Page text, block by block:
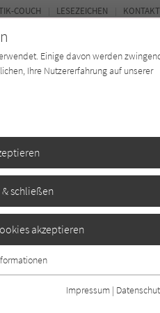
Magazin
COUCH LESEZEICHEN KONTAKT
Einige davon werden
Ihre Nutzererfahrung auf unserer
schließen
akzeptieren
Funktionen der Webseite
die Webseite einwandfrei
Impressum |